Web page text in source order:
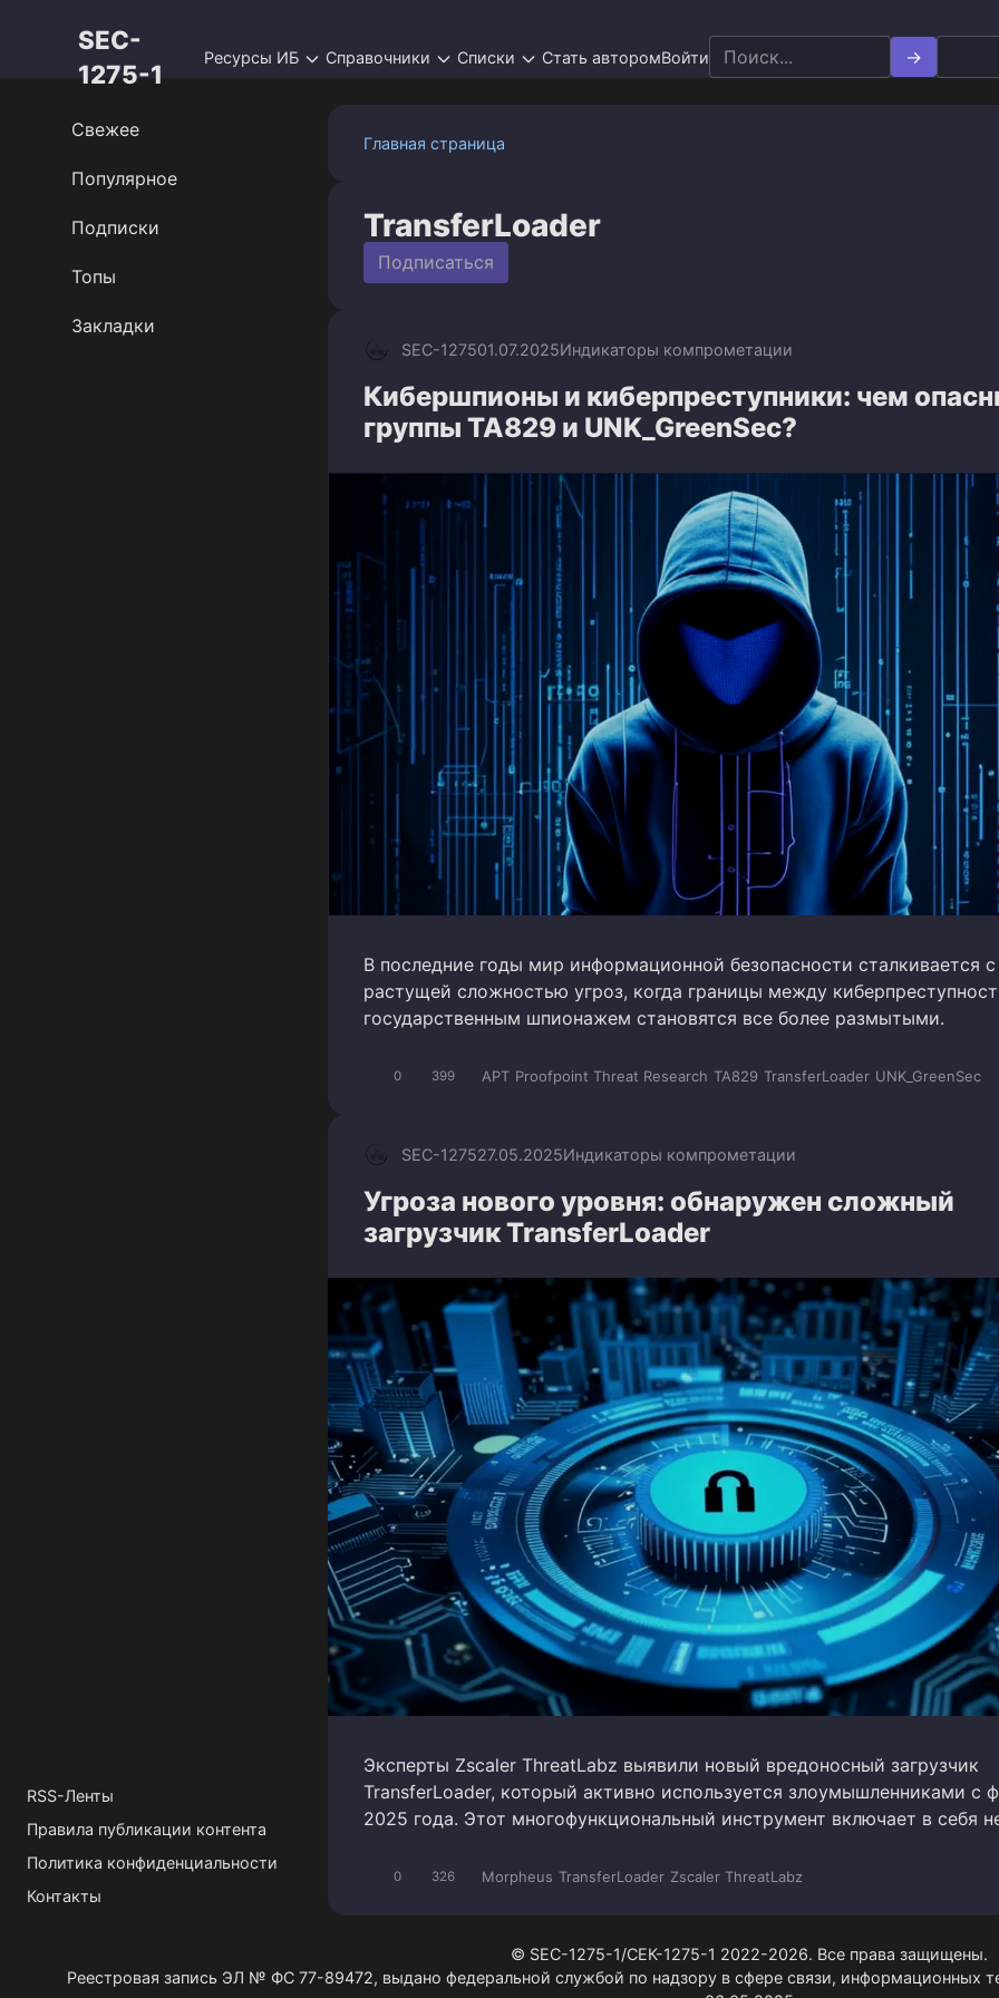
SEC-
1275-1
Ресурсы ИБ Справочники Списки Стать авторомВойти Search
for:
Главная страница
TransferLoader
Подписаться
SEC-127501.07.2025Индикаторы компрометации
Кибершпионы и киберпреступники: чем
группы TA829 и UNK_GreenSec?
В последние годы мир информационной безопасности сталкивается с
растущей сложностью угроз, когда границы между
государственным шпионажем становятся все более размытыми.
0 399 APT Proofpoint Threat Research TA829 TransferLoader UNK_GreenSec
SEC-127527.05.2025Индикаторы компрометации
Угроза нового уровня: обнаружен сложный
загрузчик TransferLoader
Эксперты Zscaler ThreatLabz выявили новый вредоносный загрузчик
TransferLoader, который активно используется злоумышленниками с
2025 года. Этот многофункциональный инструмент включает в себя
0 326 Morpheus TransferLoader Zscaler ThreatLabz
Свежее
Популярное
Подписки
Топы
Закладки
RSS-Ленты
Правила публикации контента
Политика конфиденциальности
Контакты
© SEC-1275-1/СЕК-1275-1 2022-2026. Все права защищены.
Реестровая запись ЭЛ № ФС 77-89472, выдано федеральной службой по надзору в сфере связи, информационных